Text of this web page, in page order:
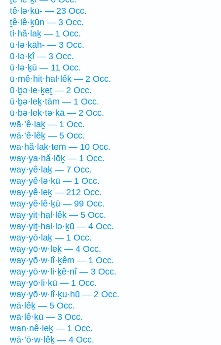
tê·lə·ḵū- — 23 Occ.
ṯê·lê·ḵūn — 3 Occ.
ti·hă·laḵ — 1 Occ.
ū·lə·ḵāh- — 3 Occ.
ū·lə·ḵî — 3 Occ.
ū·lə·ḵū — 11 Occ.
ū·mê·hiṯ·hal·lêḵ — 2 Occ.
ū·ḇə·le·ḵeṯ — 2 Occ.
ū·ḇə·leḵ·tām — 1 Occ.
ū·ḇə·leḵ·tə·ḵā — 2 Occ.
wā·’ê·laḵ — 1 Occ.
wā·’ê·lêḵ — 5 Occ.
wa·hă·laḵ·tem — 10 Occ.
way·ya·hă·lōḵ — 1 Occ.
way·yê·laḵ — 7 Occ.
way·yê·lə·ḵū — 1 Occ.
way·yê·leḵ — 212 Occ.
way·yê·lê·ḵū — 99 Occ.
way·yiṯ·hal·lêḵ — 5 Occ.
way·yiṯ·hal·lə·ḵū — 4 Occ.
way·yō·laḵ — 1 Occ.
way·yō·w·leḵ — 4 Occ.
way·yō·w·lî·ḵêm — 1 Occ.
way·yō·w·li·ḵê·nî — 3 Occ.
way·yō·li·ḵū — 1 Occ.
way·yō·w·lî·ḵu·hū — 2 Occ.
wā·lêḵ — 5 Occ.
wā·lê·ḵū — 3 Occ.
wan·nê·leḵ — 1 Occ.
wā·’ō·w·lêḵ — 4 Occ.